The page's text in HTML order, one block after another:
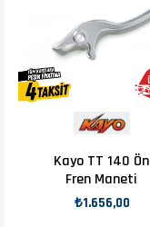
Kayo TT 140 Ön
Fren Maneti
₺1.656,00